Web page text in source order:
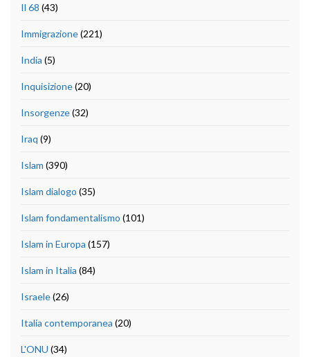
Il 68 (43)
Immigrazione(221)
India (5)
Inquisizione(20)
Insorgenze(32)
Iraq (9)
Islam (390)
Islam dialogo (35)
Islam fondamentalismo (101)
Islam in Europa (157)
Islam in Italia (84)
Israele(26)
Italia contemporanea (20)
L'ONU (34)